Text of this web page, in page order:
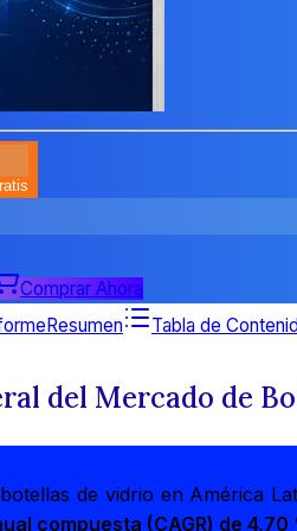
Comprar Ahora
Resumen Tabla de
del Mercado de
de vidrio en América
compuesta (CAGR) de 4,70